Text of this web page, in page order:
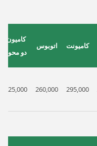
کامیونت اتوبوس
کامیون
دو محور
295,000
260,000
325,000